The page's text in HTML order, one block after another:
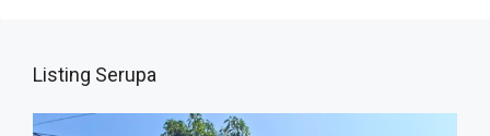
Listing Serupa